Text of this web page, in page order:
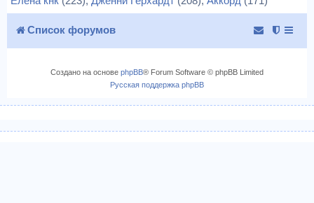
Список форумов
Создано на основе phpBB® Forum Software © phpBB Limited
Русская поддержка phpBB